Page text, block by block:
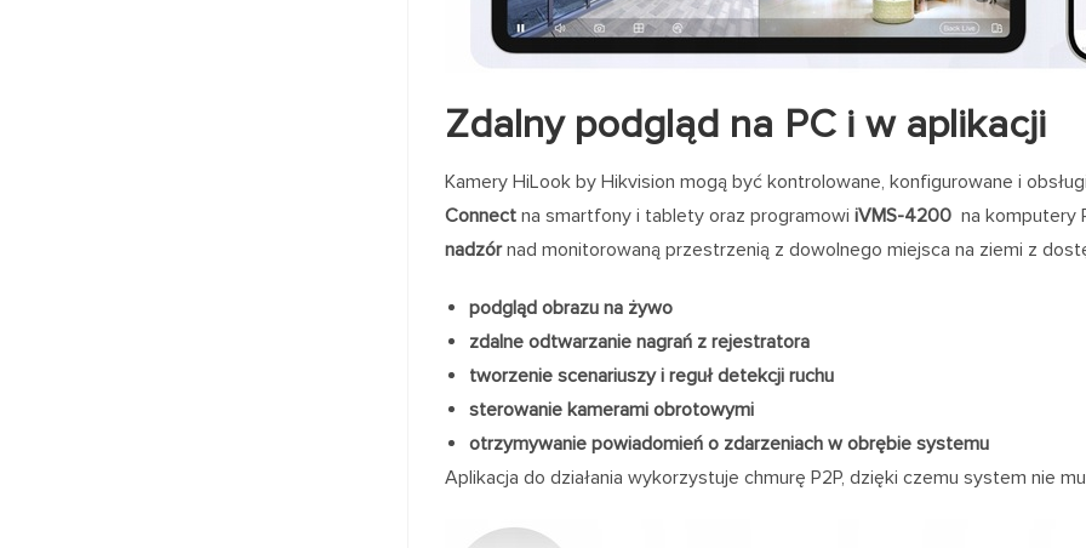
Zdalny podgląd na PC i w aplikacji
Kamery HiLook by Hikvision mogą być kontrolowane, konfigurowane i
Connect na smartfony i tablety oraz programowi iVMS-4200 na komputery
nadzórnad monitorowaną przestrzenią z dowolnego miejsca na ziemi z
podgląd obrazu na żywo
zdalne odtwarzanie nagrań z rejestratora
tworzenie scenariuszy i reguł detekcji ruchu
sterowanie kamerami obrotowymi
otrzymywanie powiadomień o zdarzeniach w obrębie systemu
Aplikacja do działania wykorzystuje chmurę P2P, dzięki czemu system nie